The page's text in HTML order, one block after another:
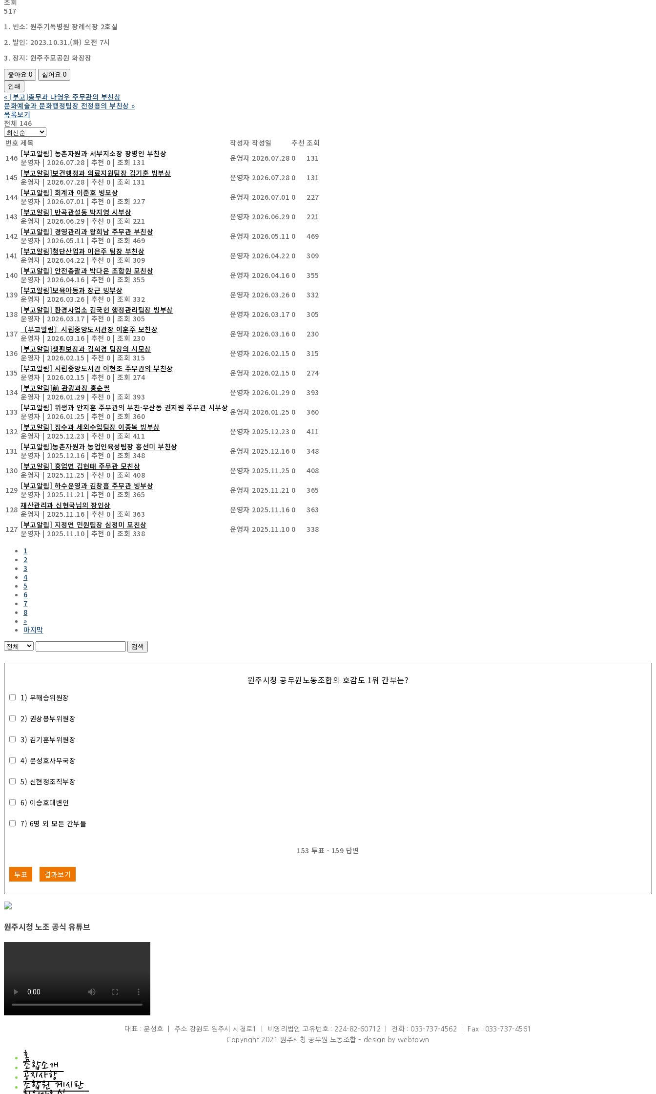
517
1. 빈소: 원주기독병원 장례식장 2호실
2. 발인: 2023.10.31.(화) 오전 7시
3. 장지: 원주추모공원 화장장
좋아요 0 싫어요 0
인쇄
« [부고]총무과 나영우 주무관의 부친상
문화예술과 문화행정팀장 전정용의 부친상 »
목록보기
전체 146
번호 제목 작성자 작성일 추천 조회
146 [부고알림] 농촌자원과 서부지소장 장병인 부친상
운영자 | 2026.07.28 | 추천 0 | 조회 131 운영자 2026.07.28 0
131
145 [부고알림]보건행정과 의료지원팀장 김기훈 빙부상
운영자 | 2026.07.28 | 추천 0 | 조회 131 운영자 2026.07.28 0
131
144 [부고알림] 회계과 이준호 빙모상
운영자 | 2026.07.01 | 추천 0 | 조회 227 운영자 2026.07.01 0
227
143 [부고알림] 반곡관설동 박지영 시부상
운영자 | 2026.06.29 | 추천 0 | 조회 221 운영자 2026.06.29 0
221
142 [부고알림] 경영관리과 왕희남 주무관 부친상
운영자 | 2026.05.11 | 추천 0 | 조회 469 운영자 2026.05.11 0
469
141 [부고알림]첨단산업과 이은주 팀장 부친상
운영자 | 2026.04.22 | 추천 0 | 조회 309 운영자 2026.04.22 0
309
140 [부고알림] 안전총괄과 박다은 조합원 모친상
운영자 | 2026.04.16 | 추천 0 | 조회 355 운영자 2026.04.16 0
355
139 [부고알림]보육아동과 장근 빙부상
운영자 | 2026.03.26 | 추천 0 | 조회 332 운영자 2026.03.26 0
332
138 [부고알림] 환경사업소 김국현 행정관리팀장 빙부상
운영자 | 2026.03.17 | 추천 0 | 조회 305 운영자 2026.03.17 0
305
137
〔부고알림〕시립중앙도서관장 이훈주 모친상
운영자 | 2026.03.16 | 추천 0 | 조회 230 운영자 2026.03.16 0
230
136 [부고알림]생활보장과 김희경 팀장의 시모상
운영자 | 2026.02.15 | 추천 0 | 조회 315 운영자 2026.02.15 0
315
135 [부고알림] 시립중앙도서관 이현조 주무관의 부친상
운영자 | 2026.02.15 | 추천 0 | 조회 274 운영자 2026.02.15 0
274
134 [부고알림]前 관광과장 홍순필
운영자 | 2026.01.29 | 추천 0 | 조회 393 운영자 2026.01.29 0
393
133 [부고알림] 위생과 안지훈 주무관의 부친·우산동 권지원 주무관 시부상
운영자 | 2026.01.25 | 추천 0 | 조회 360 운영자 2026.01.25 0
360
132 [부고알림] 징수과 세외수입팀장 이종복 빙부상
운영자 | 2025.12.23 | 추천 0 | 조회 411 운영자 2025.12.23 0
411
131 [부고알림]농촌자원과 농업인육성팀장 홍선미 부친상
운영자 | 2025.12.16 | 추천 0 | 조회 348 운영자 2025.12.16 0
348
130 [부고알림] 흥업면 김현태 주무관 모친상
운영자 | 2025.11.25 | 추천 0 | 조회 408 운영자 2025.11.25 0
408
129 [부고알림] 하수운영과 김창흠 주무관 빙부상
운영자 | 2025.11.21 | 추천 0 | 조회 365 운영자 2025.11.21 0
365
128 재산관리과 신현국님의 장인상
운영자 | 2025.11.16 | 추천 0 | 조회 363 운영자 2025.11.16 0
363
127 [부고알림] 지정면 민원팀장 심정미 모친상
운영자 | 2025.11.10 | 추천 0 | 조회 338 운영자 2025.11.10 0 338
1
2
3
4
5
6
7
8
»
마지막
검색
원주시청 공무원노동조합의 호감도 1위 간부는?
1) 우해승위원장
2) 권상봉부위원장
3) 김기훈부위원장
4) 문성호사무국장
5) 신현정조직부장
6) 이승호대변인
7) 6명 외 모든 간부들
153 투표 · 159 답변
투표 결과보기
원주시청 노조 공식 유튜브
대표 : 문성호 ㅣ 주소 강원도 원주시 시청로1 ㅣ 비영리법인 고유번호 : 224-82-60712 ㅣ 전화 : 033-737-4562 ㅣ Fax : 033-737-4561
Copyright 2021 원주시청 공무원 노동조합 – design by webtown
홈
조합소개
조합소개
인사말
공지사항
공지사항
조합원 게시판